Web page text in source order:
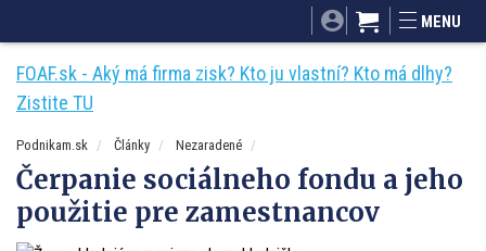
Mnamky-recepty.sk
MENU
FOAF.sk - Aký má firma zisk? Kto ju vlastní? Kto má dlhy?
Zistite TU
Podnikam.sk Články Nezaradené
Čerpanie sociálneho fondu a jeho
použitie pre zamestnancov